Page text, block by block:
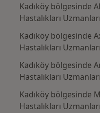
Kadıköy bölgesinde
Hastalıkları Uzmanları
Kadıköy bölgesinde
Hastalıkları Uzmanları
Kadıköy bölgesinde
Hastalıkları Uzmanları
Kadıköy bölgesinde
Hastalıkları Uzmanları